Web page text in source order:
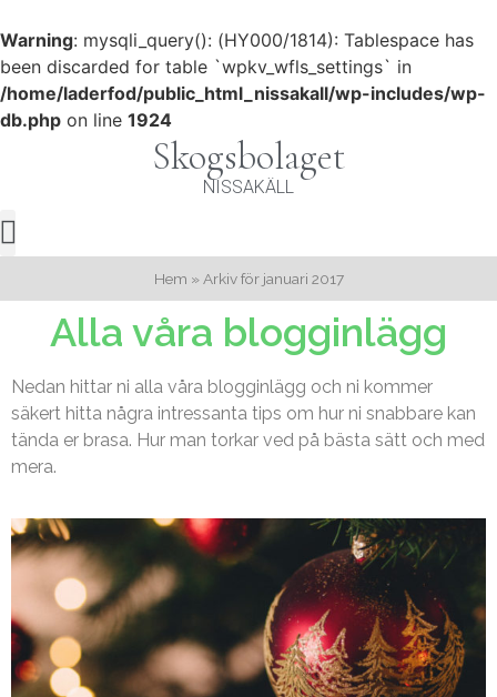
Warning: mysqli_query(): (HY000/1814): Tablespace has
been discarded for table `wpkv_wfls_settings` in
/home/laderfod/public_html_nissakall/wp-includes/wp-
db.php on line 1924
Skogsbolaget
NISSAKÄLL
Hem » Arkiv för januari 2017
Alla våra blogginlägg
Nedan hittar ni alla våra blogginlägg och ni kommer
säkert hitta några intressanta tips om hur ni snabbare kan
tända er brasa. Hur man torkar ved på bästa sätt och med
mera.